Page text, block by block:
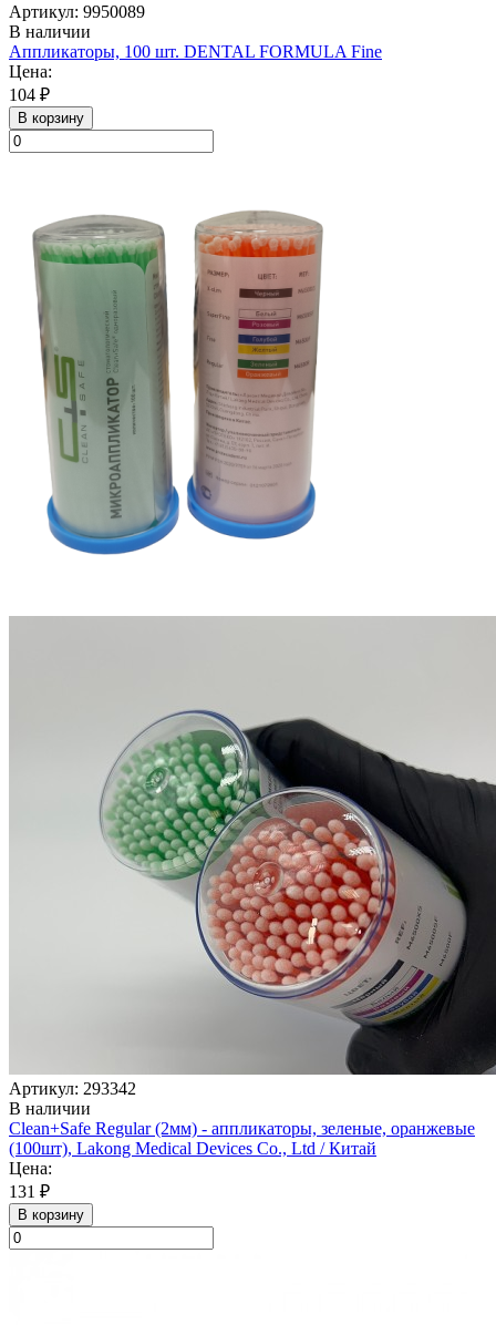
Артикул: 9950089
В наличии
Аппликаторы, 100 шт. DENTAL FORMULA Fine
Цена:
104 ₽
В корзину
Артикул: 293342
В наличии
Clean+Safe Regular (2мм) - аппликаторы, зеленые, оранжевые
(100шт), Lakong Medical Devices Co., Ltd / Китай
Цена:
131 ₽
В корзину